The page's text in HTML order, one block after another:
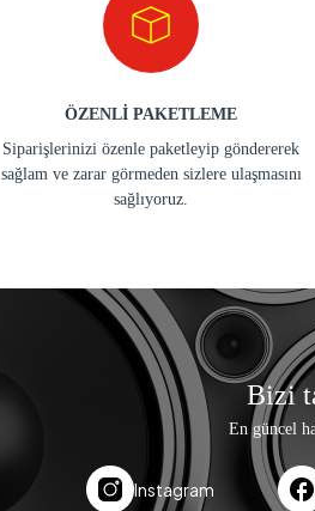
ÖZENLİ PAKETLEME
Siparişlerinizi özenle paketleyip göndererek
sağlam ve zarar görmeden sizlere ulaşmasını
sağlıyoruz.
Bizi
En güncel
Instagram